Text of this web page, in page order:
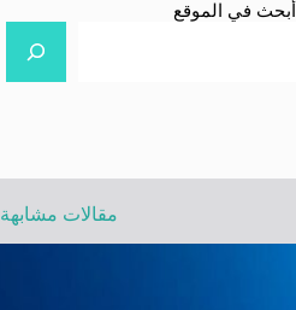
أبحث في الموقع
مقالات مشابهة